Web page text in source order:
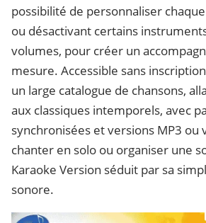
possibilité de personnaliser
ou désactivant certains
volumes, pour créer un
mesure. Accessible sans
un large catalogue de chansons,
aux classiques intemporels, avec
synchronisées et versions MP3 ou
chanter en solo ou organiser une
Karaoke Version séduit par sa
sonore.